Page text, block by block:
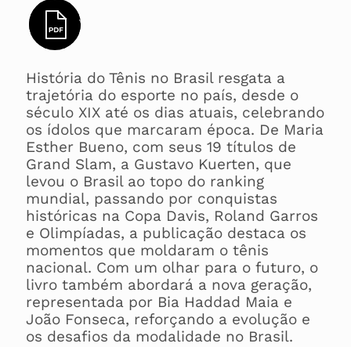
VISUALIZAR PREVIEW
História do Tênis no Brasil resgata a
trajetória do esporte no país, desde o
século XIX até os dias atuais, celebrando
os ídolos que marcaram época. De Maria
Esther Bueno, com seus 19 títulos de
Grand Slam, a Gustavo Kuerten, que
levou o Brasil ao topo do ranking
mundial, passando por conquistas
históricas na Copa Davis, Roland Garros
e Olimpíadas, a publicação destaca os
momentos que moldaram o tênis
nacional. Com um olhar para o futuro, o
livro também abordará a nova geração,
representada por Bia Haddad Maia e
João Fonseca, reforçando a evolução e
os desafios da modalidade no Brasil.